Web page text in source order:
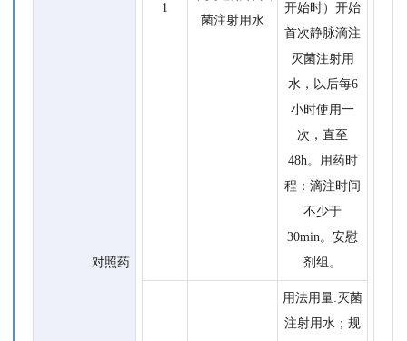
对照药
1
菌注射用水
开始时）开始
首次静脉滴注
灭菌注射用
水，以后每6
小时使用一
次，直至
48h。用药时
程：滴注时间
不少于
30min。安慰
剂组。
用法用量:灭菌
注射用水；规